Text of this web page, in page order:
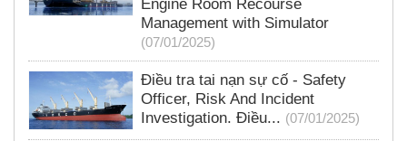
Engine Room Recourse
Management with Simulator
(07/01/2025)
Điều tra tai nạn sự cố - Safety
Officer, Risk And Incident
Investigation. Điều... (07/01/2025)